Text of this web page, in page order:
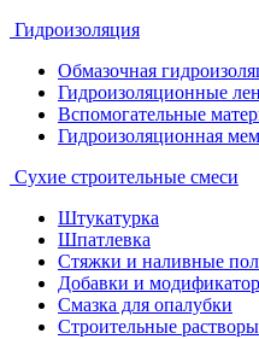
Гидроизоляция
Обмазочная
Гидроизоляционные
Вспомогательные
Гидроизоляционная
Сухие строительные смеси
Штукатурка
Шпатлевка
Стяжки и наливные
Добавки и
Смазка для опалубки
Строительные растворы